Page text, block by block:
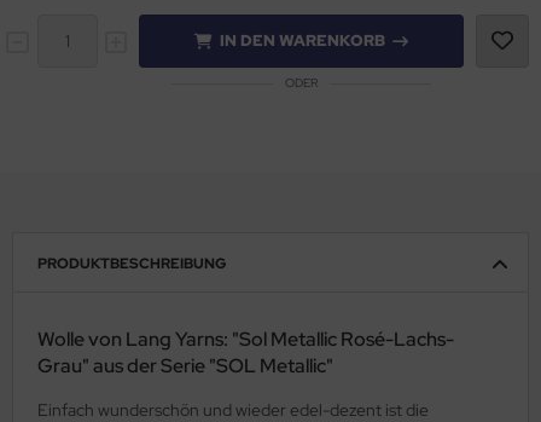
IN DEN WARENKORB
ODER
PRODUKTBESCHREIBUNG
Wolle von Lang Yarns: "Sol Metallic Rosé-Lachs-
Grau" aus der Serie "SOL Metallic"
Einfach wunderschön und wieder edel-dezent ist die